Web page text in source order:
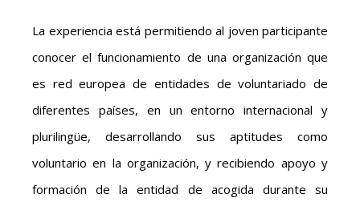
La experiencia está permitiendo al joven participante
conocer el funcionamiento de una organización que
es red europea de entidades de voluntariado de
diferentes países, en un entorno internacional y
plurilingüe, desarrollando sus aptitudes como
voluntario en la organización, y recibiendo apoyo y
formación de la entidad de acogida durante su